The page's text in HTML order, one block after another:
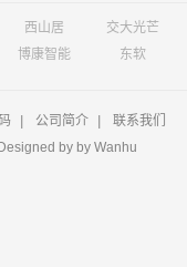
西山居
交大光芒
博康智能 东软
| 公司简介 |
联系我们
by by Wanhu